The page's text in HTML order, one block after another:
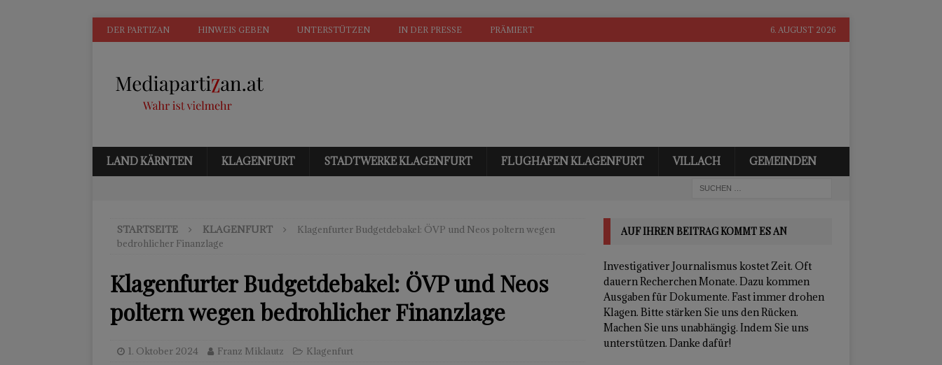
DER PARTIZAN HINWEIS GEBEN UNTERSTÜTZEN IN DER PRESSE PRÄMIERT 6. AUGUST 2026
LAND KÄRNTEN KLAGENFURT STADTWERKE KLAGENFURT FLUGHAFEN KLAGENFURT VILLACH GEMEINDEN
STARTSEITE KLAGENFURT
Klagenfurter Budgetdebakel: ÖVP und Neos poltern wegen
bedrohlicher Finanzlage
Klagenfurter Budgetdebakel: ÖVP und Neos
poltern wegen bedrohlicher Finanzlage
1. Oktober 2024 Franz Miklautz Klagenfurt
AUF IHREN BEITRAG KOMMT ES AN
Investigativer Journalismus kostet Zeit. Oft
dauern Recherchen Monate. Dazu kommen
Ausgaben für Dokumente. Fast immer drohen
Klagen. Bitte stärken Sie uns den Rücken.
Machen Sie uns unabhängig. Indem Sie uns
unterstützen. Danke dafür!